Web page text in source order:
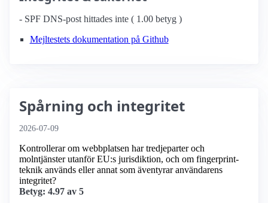
- SPF DNS-post hittades inte ( 1.00 betyg )
Mejltestets dokumentation på Github
Spårning och integritet
2026-07-09
Kontrollerar om webbplatsen har tredjeparter och
molntjänster utanför EU:s jurisdiktion, och om fingerprint-
teknik används eller annat som äventyrar användarens
integritet?
Betyg: 4.97 av 5